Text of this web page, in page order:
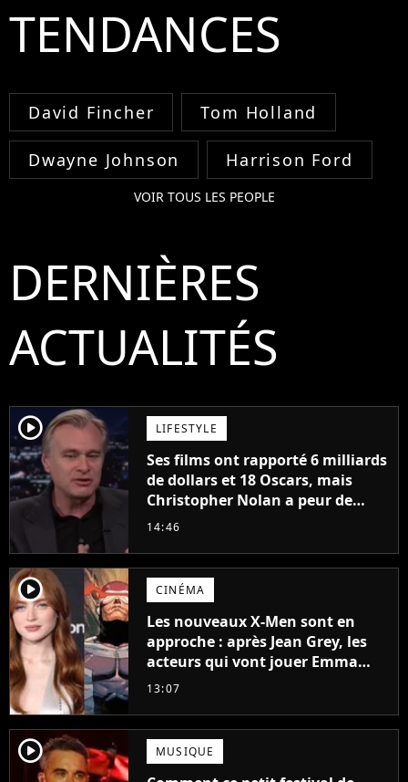
TENDANCES
David Fincher Tom Holland
Dwayne Johnson Harrison Ford
VOIR TOUS LES PEOPLE
DERNIÈRES
ACTUALITÉS
player2 LIFESTYLE
Ses films ont rapporté 6 milliards
de dollars et 18 Oscars, mais
Christopher Nolan a peur de
tourner un genre de films très
14:46
player2 CINÉMA
Les nouveaux X-Men sont en
approche : après Jean Grey, les
acteurs qui vont jouer Emma
Frost et Cyclope trouvés !
13:07
player2 MUSIQUE